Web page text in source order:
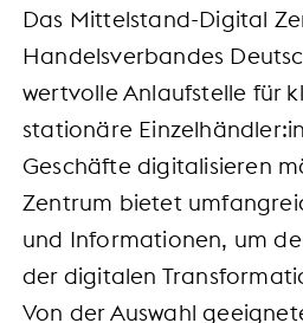
Das Mittelstand-Digital
Handelsverbandes
wertvolle Anlaufstelle für
stationäre
Geschäfte digitalisieren
Zentrum bietet
und Informationen, um
der digitalen
Von der Auswahl